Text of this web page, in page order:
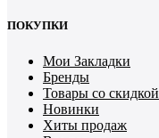
ПОКУПКИ
Мои Закладки
Бренды
Товары со скидкой
Новинки
Хиты продаж